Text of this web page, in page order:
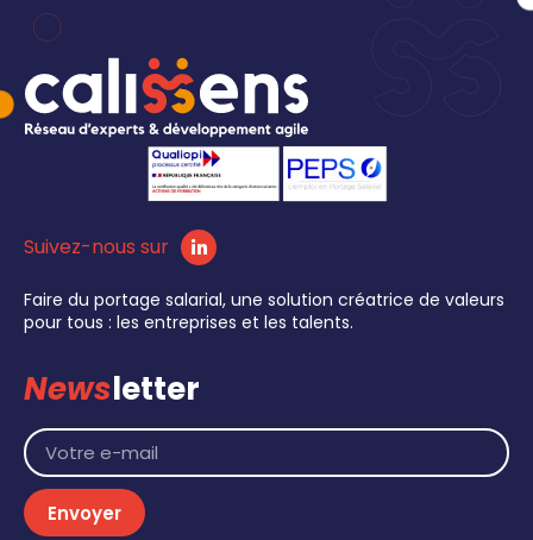
Suivez-nous sur
Faire du portage salarial, une solution créatrice de valeurs
pour tous : les entreprises et les talents.
Newsletter
Envoyer